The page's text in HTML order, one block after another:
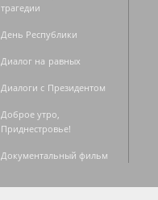
трагедии
День Республики
Диалог на равных
Диалоги с Президентом
Доброе утро,
Приднестровье!
Документальный фильм